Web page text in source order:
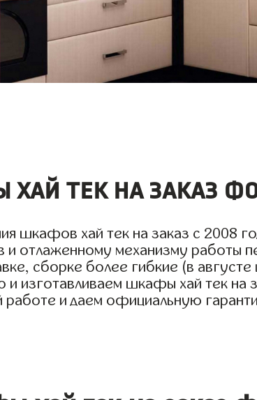
тек на заказ
шкафов хай тек на заказ с 2008
и отлаженному механизму работы
сборке более гибкие (в
изготавливаем шкафы хай тек на
и даем официальную